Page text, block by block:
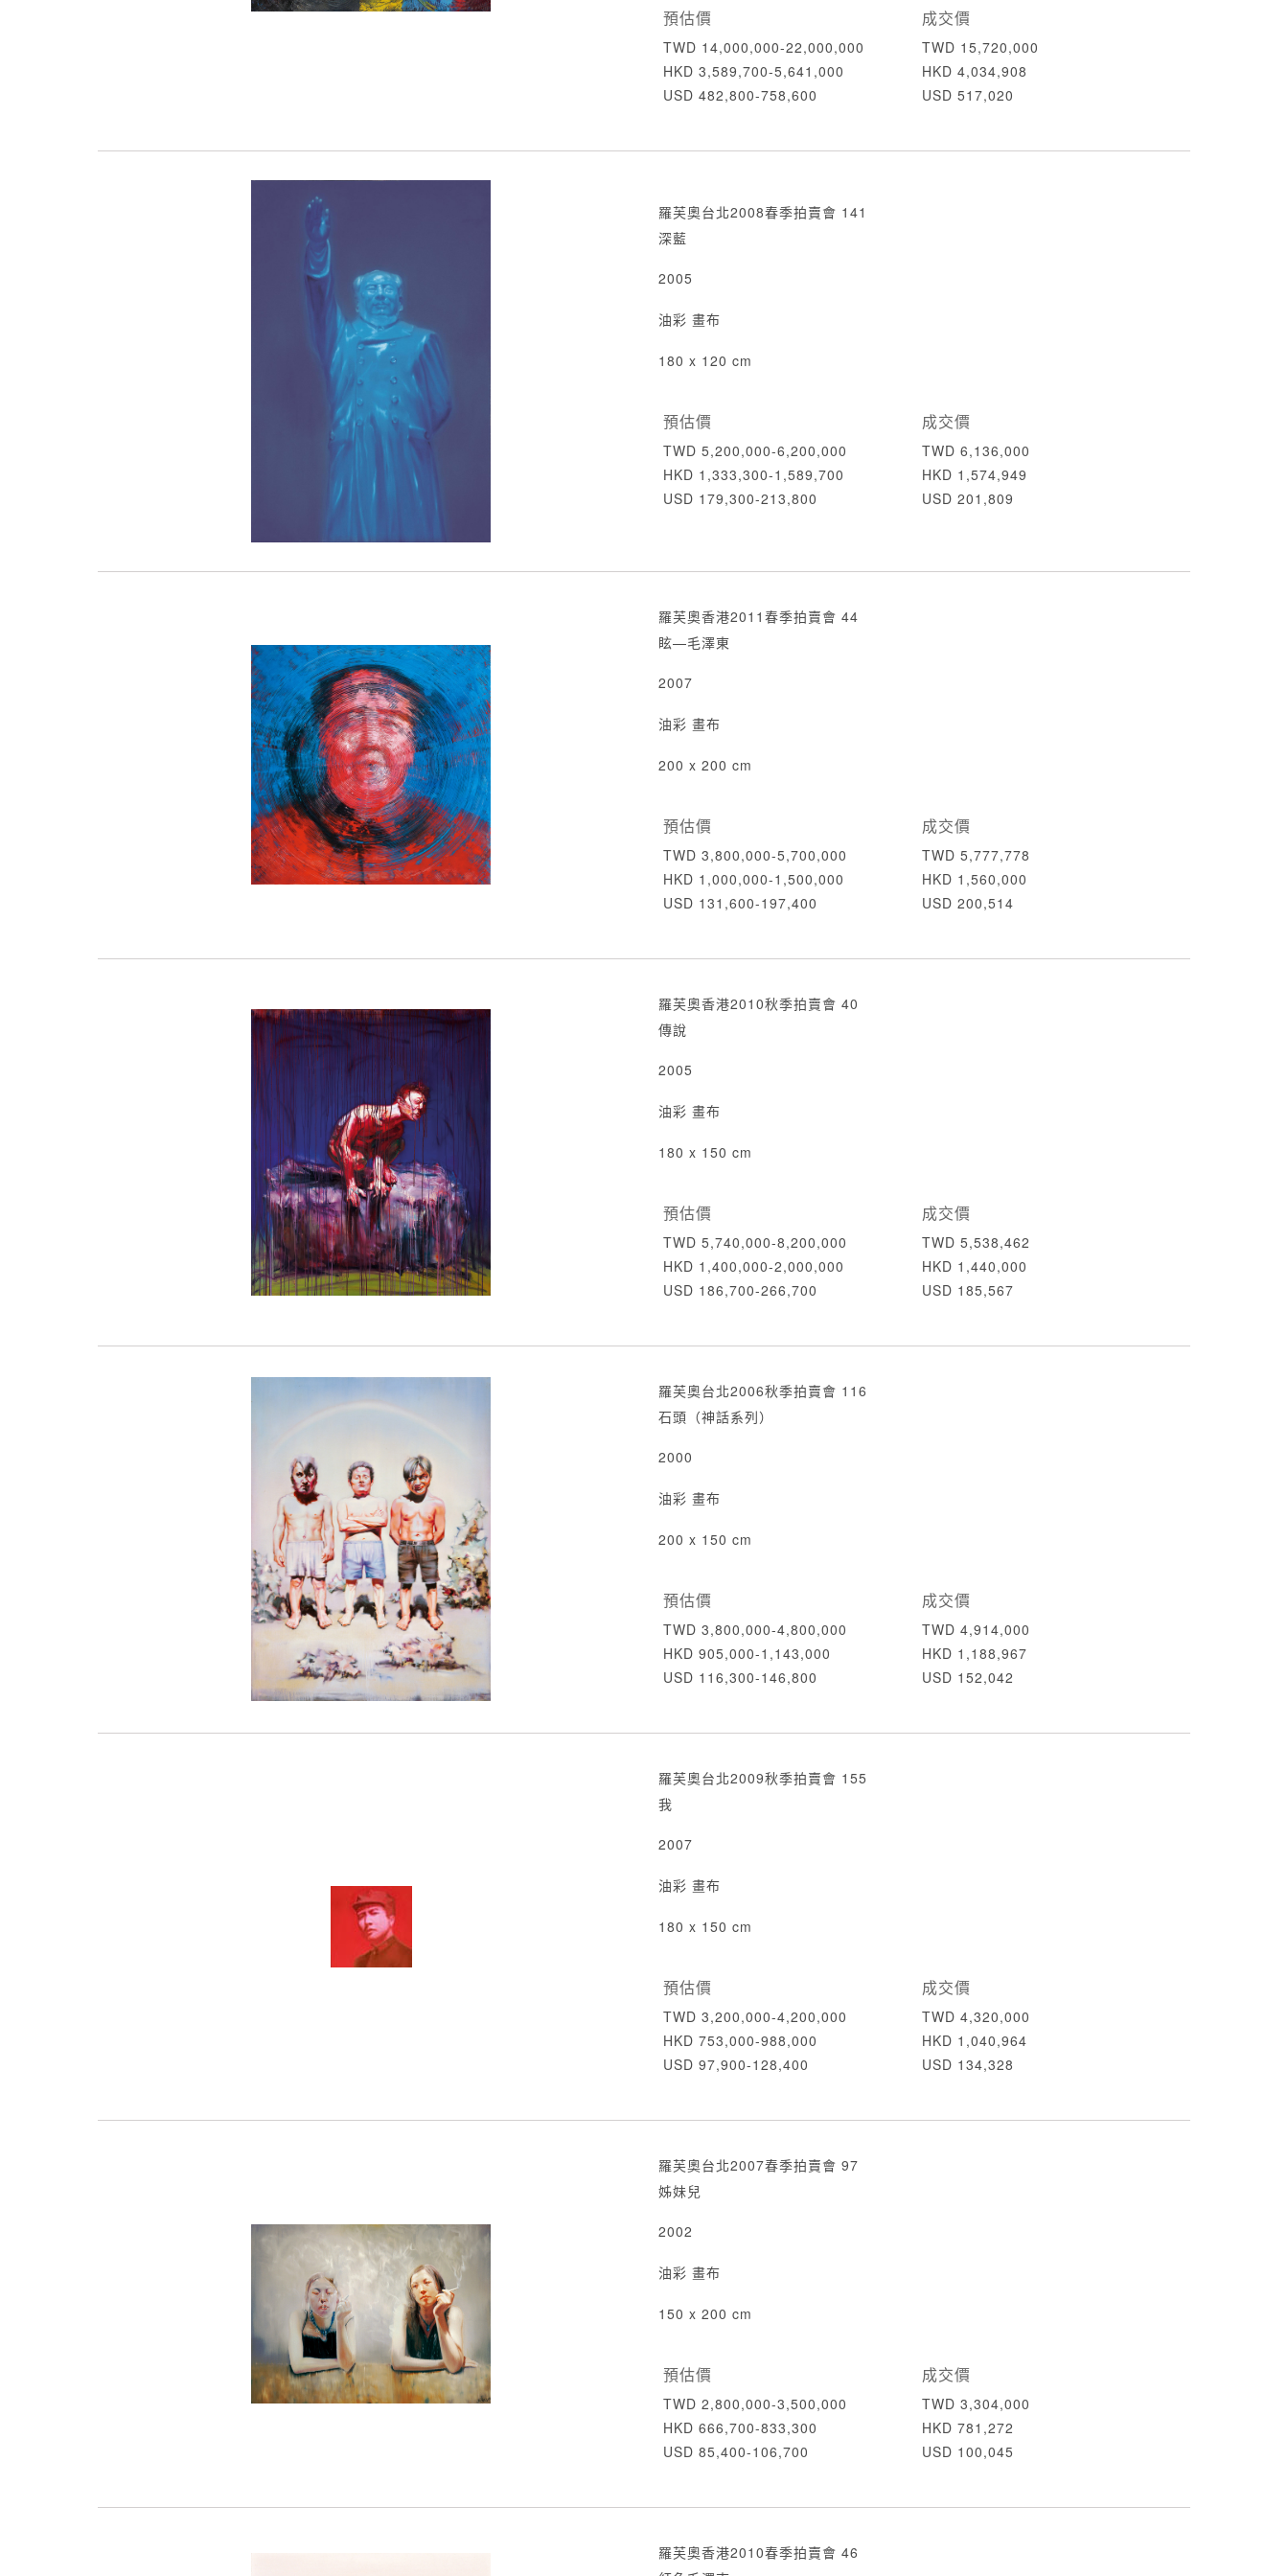
預估價
TWD 14,000,000-22,000,000
HKD 3,589,700-5,641,000
USD 482,800-758,600
成交價
TWD 15,720,000
HKD 4,034,908
USD 517,020
羅芙奧台北2008春季拍賣會 141
深藍
2005
油彩 畫布
180 x 120 cm
預估價
TWD 5,200,000-6,200,000
HKD 1,333,300-1,589,700
USD 179,300-213,800
成交價
TWD 6,136,000
HKD 1,574,949
USD 201,809
羅芙奧香港2011春季拍賣會 44
眩—毛澤東
2007
油彩 畫布
200 x 200 cm
預估價
TWD 3,800,000-5,700,000
HKD 1,000,000-1,500,000
USD 131,600-197,400
成交價
TWD 5,777,778
HKD 1,560,000
USD 200,514
羅芙奧香港2010秋季拍賣會 40
傳說
2005
油彩 畫布
180 x 150 cm
預估價
TWD 5,740,000-8,200,000
HKD 1,400,000-2,000,000
USD 186,700-266,700
成交價
TWD 5,538,462
HKD 1,440,000
USD 185,567
羅芙奧台北2006秋季拍賣會 116
石頭（神話系列）
2000
油彩 畫布
200 x 150 cm
預估價
TWD 3,800,000-4,800,000
HKD 905,000-1,143,000
USD 116,300-146,800
成交價
TWD 4,914,000
HKD 1,188,967
USD 152,042
羅芙奧台北2009秋季拍賣會 155
我
2007
油彩 畫布
180 x 150 cm
預估價
TWD 3,200,000-4,200,000
HKD 753,000-988,000
USD 97,900-128,400
成交價
TWD 4,320,000
HKD 1,040,964
USD 134,328
羅芙奧台北2007春季拍賣會 97
姊妹兒
2002
油彩 畫布
150 x 200 cm
預估價
TWD 2,800,000-3,500,000
HKD 666,700-833,300
USD 85,400-106,700
成交價
TWD 3,304,000
HKD 781,272
USD 100,045
羅芙奧香港2010春季拍賣會 46